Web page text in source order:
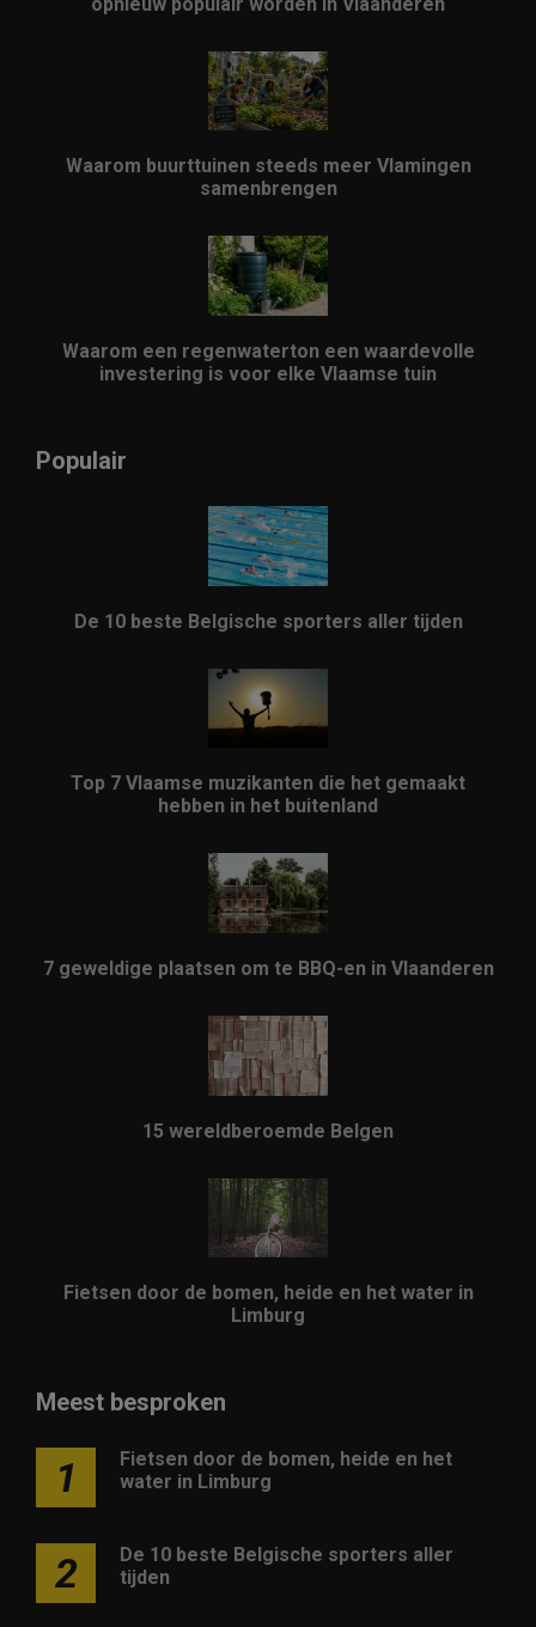
Waarom buurttuinen steeds meer Vlamingen
samenbrengen
Waarom een regenwaterton een waardevolle
investering is voor elke Vlaamse tuin
Populair
De 10 beste Belgische sporters aller tijden
Top 7 Vlaamse muzikanten die het gemaakt
hebben in het buitenland
7 geweldige plaatsen om te BBQ-en in Vlaanderen
15 wereldberoemde Belgen
Fietsen door de bomen, heide en het water in
Limburg
Meest besproken
1
Fietsen door de bomen, heide en het
water in Limburg
2
De 10 beste Belgische sporters aller
tijden